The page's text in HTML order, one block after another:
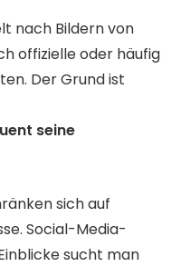
nach Bildern von
offizielle oder häufig
Der Grund ist
seine
sich auf
Social-Media-
sucht man